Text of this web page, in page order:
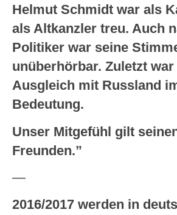
Helmut Schmidt war als
als Altkanzler treu. Auch
Politiker war seine
unüberhörbar. Zuletzt
Ausgleich mit Russland
Bedeutung.
Unser Mitgefühl gilt
Freunden.”
—
2016/2017 werden in